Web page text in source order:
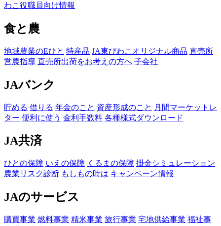
わこ役職員向け情報
食と農
地域農業のEひと 特産品 JA東びわこオリジナル商品 直売所
営農指導 直売所出荷をお考えの方へ 子会社
JAバンク
貯める 借りる 年金のこと 資産形成のこと 月間マーケットレ
ター 便利に使う 金利手数料 各種様式ダウンロード
JA共済
ひとの保障 いえの保障 くるまの保障 掛金シミュレーション
農業リスク診断 もしもの時は キャンペーン情報
JAのサービス
購買事業 燃料事業 精米事業 旅行事業 宅地供給事業 福祉事